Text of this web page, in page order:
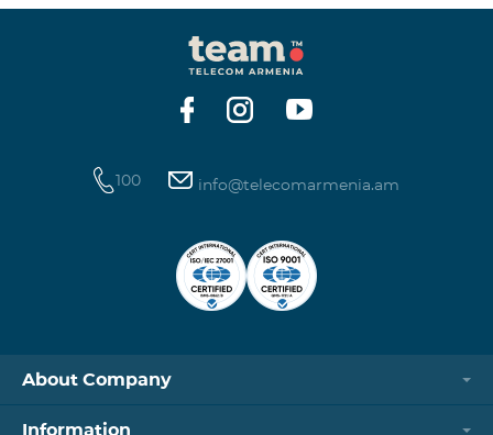
100 info@telecomarmenia.am
About Company
Information